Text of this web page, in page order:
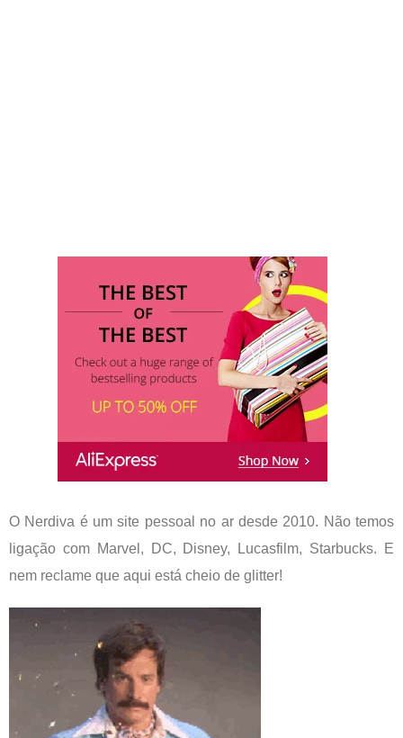
O Nerdiva é um site pessoal no ar desde 2010. Não temos
ligação com Marvel, DC, Disney, Lucasfilm, Starbucks. E
nem reclame que aqui está cheio de glitter!